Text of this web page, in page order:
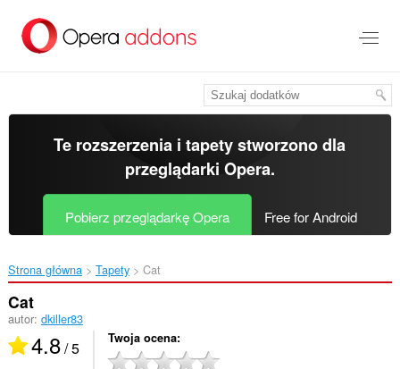
treści
Te rozszerzenia i tapety stworzono dla
przeglądarki Opera.
Pobierz przeglądarkę Opera Free for Android
Strona główna Tapety Cat‎
Cat
autor: dkiller83
4.8/ 5 Twoja ocena